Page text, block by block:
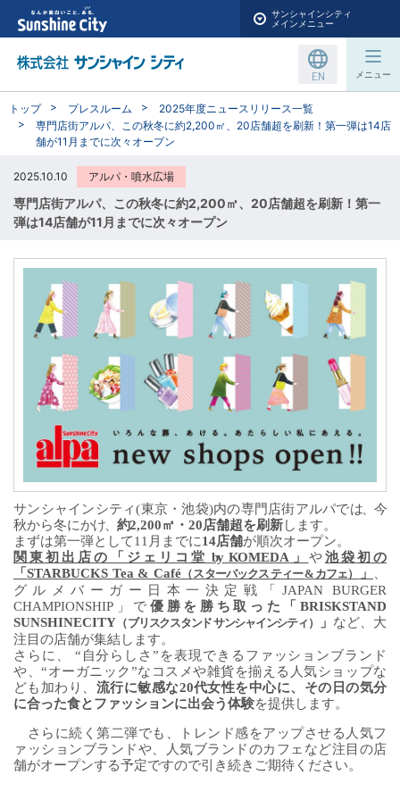
サンシャインシティ
メインメニュー
EN メニュー
トップ プレスルーム
2025年度ニュースリリース一覧
専門店街アルパ、この秋冬に約2,200㎡、20店舗超を刷新！第一弾は14店
舗が11月までに次々オープン
2025.10.10 アルパ・噴水広場
専門店街アルパ、この秋冬に約2,200㎡、20店舗超を刷新！第一
弾は14店舗が11月までに次々オープン
サンシャインシティ(東京・池袋)内の専門店街アルパでは、今
秋から冬にかけ、 約2,200㎡・ 20店舗超を刷新します。
まずは第一弾として11月までに14店舗が順次オープン。
関東初出店の「ジェリコ堂 by KOMEDA 」 や池袋初の
「STARBUCKS Tea & Café（スターバックス ティー& カフェ） 」
、
グルメバーガー日本一決定戦「 JAPAN BURGER
CHAMPIONSHIP 」で 優勝を勝ち取った「 BRISKSTAND
SUNSHINECITY （ブリスクスタンド サンシャインシティ ） 」 など、大
注目の店舗が集結します。
さらに、 “自分らしさ” を表現できるファッションブランド
や、“オーガニック”なコスメや雑貨を揃える人気ショップな
ども加わり、 流行に敏感な20代女性を中心に、その日の気分
に合った食とファッションに出会う体験を提供します。
さらに続く第二弾でも、トレンド感をアップさせる人気フ
ァッションブランドや、人気ブランドのカフェなど注目の店
舗がオープンする予定ですので引き続きご期待ください。